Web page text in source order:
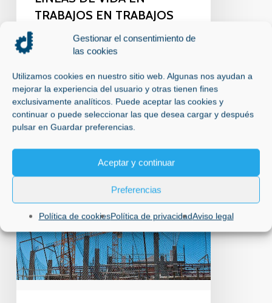
Gestionar el consentimiento de
las cookies
Utilizamos cookies en nuestro sitio web. Algunas nos ayudan a
mejorar la experiencia del usuario y otras tienen fines
exclusivamente analíticos. Puede aceptar las cookies y
continuar o puede seleccionar las que desea cargar y después
pulsar en Guardar preferencias.
Aceptar y continuar
Preferencias
Política de cookiesPolítica de privacidadAviso legal
TRABAJOS EN TRABAJOS
EN ALTURA
ADSG Líneas de vida en Madrid.
Seguridad en…
27 de febrero de 2025
SEGURIDAD
TIPO
U
PARA
INDUSTRIA